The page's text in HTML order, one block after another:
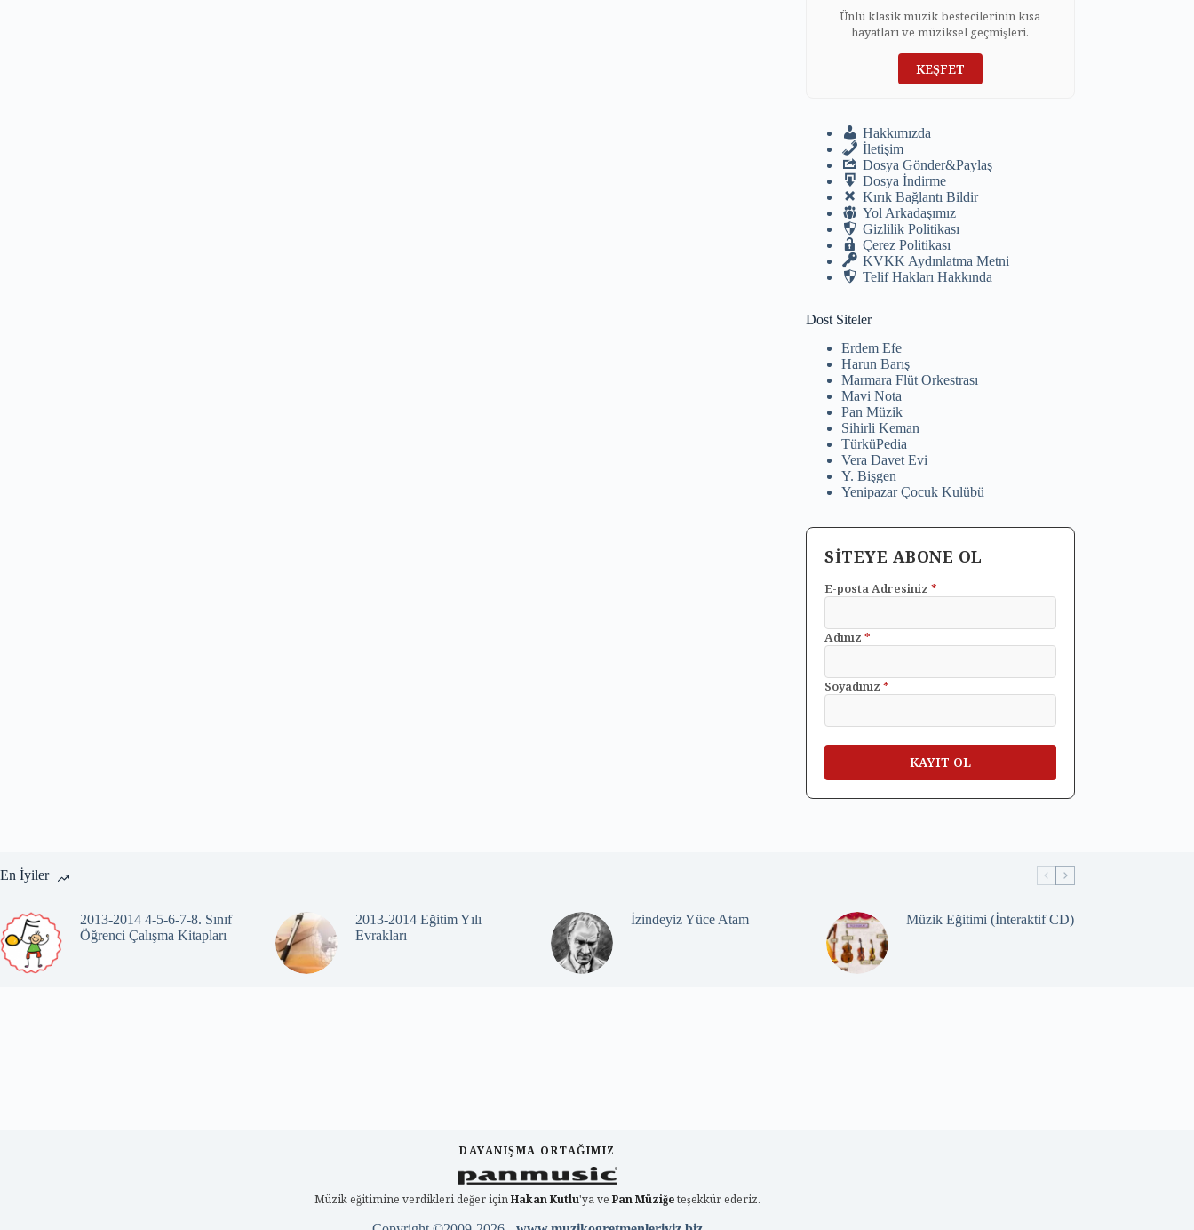
Ünlü klasik müzik bestecilerinin kısa
hayatları ve müziksel geçmişleri.
KEŞFET
Hakkımızda
İletişim
Dosya Gönder&Paylaş
Dosya İndirme
Kırık Bağlantı Bildir
Yol Arkadaşımız
Gizlilik Politikası
Çerez Politikası
KVKK Aydınlatma Metni
Telif Hakları Hakkında
Dost Siteler
Erdem Efe
Harun Barış
Marmara Flüt Orkestrası
Mavi Nota
Pan Müzik
Sihirli Keman
TürküPedia
Vera Davet Evi
Y. Bişgen
Yenipazar Çocuk Kulübü
SİTEYE ABONE OL
E-posta Adresiniz*
Adınız*
Soyadınız*
En İyiler
2013-2014 4-5-6-7-8. Sınıf
Öğrenci Çalışma Kitapları
2013-2014 Eğitim Yılı
Evrakları
İzindeyiz Yüce Atam Müzik Eğitimi (İnteraktif CD)
DAYANIŞMA ORTAĞIMIZ
Müzik eğitimine verdikleri değer içinHakan Kutlu'ya ve Pan Müziğeteşekkür ederiz.